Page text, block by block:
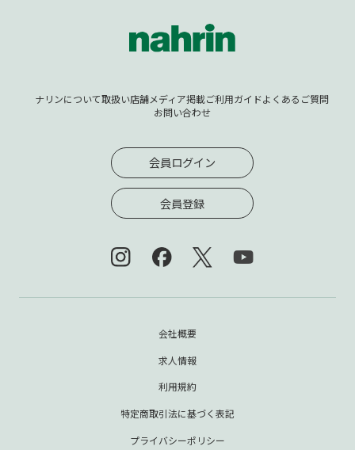
ナリンについて取扱い店舗メディア掲載ご利用ガイドよくあるご質問
お問い合わせ
会員ログイン
会員登録
会社概要
求人情報
利用規約
特定商取引法に基づく表記
プライバシーポリシー